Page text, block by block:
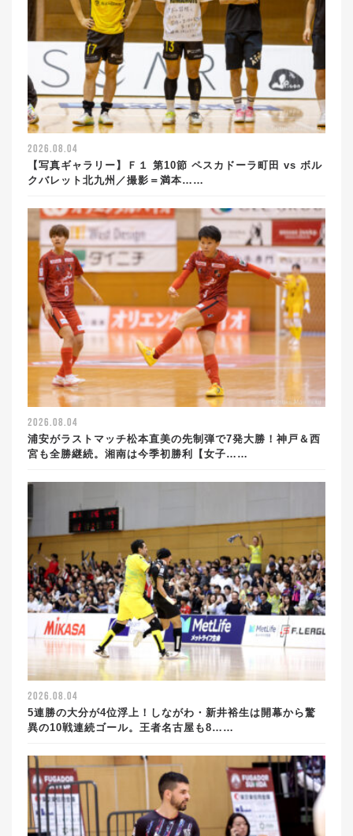
2026.08.04
【写真ギャラリー】Ｆ１ 第10節 ペスカドーラ町田 vs ボル
クバレット北九州／撮影＝満本……
2026.08.04
浦安がラストマッチ松本直美の先制弾で7発大勝！神戸＆西
宮も全勝継続。湘南は今季初勝利【女子……
2026.08.04
5連勝の大分が4位浮上！しながわ・新井裕生は開幕から驚
異の10戦連続ゴール。王者名古屋も8……